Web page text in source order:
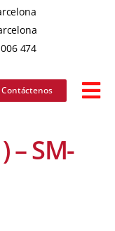
474
Contáctenos
– SM-